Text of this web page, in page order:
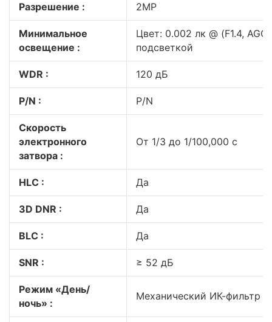
Разрешение : 2MP
Минимальное
освещение :
Цвет: 0.002 лк @ (F1.4,
подсветкой
WDR : 120 дБ
P/N : P/N
Скорость
электронного
затвора :
От 1/3 до 1/100,000 с
HLC : Да
3D DNR : Да
BLC : Да
SNR : ≥ 52 дБ
Режим «День/
ночь» :
Механический ИК-фильтр